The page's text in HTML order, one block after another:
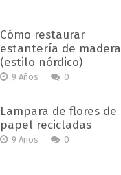
Cómo restaurar
estantería de madera
(estilo nórdico)
9 Años 0
Lampara de flores de
papel recicladas
9 Años 0